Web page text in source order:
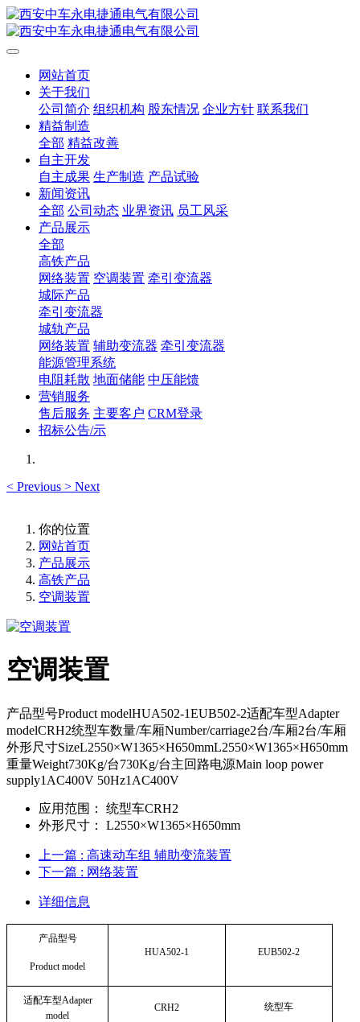
网站首页
关于我们
公司简介 组织机构 股东情况 企业方针 联系我们
精益制造
全部 精益改善
自主开发
自主成果 生产制造 产品试验
新闻资讯
全部 公司动态 业界资讯 员工风采
产品展示
全部
高铁产品
网络装置 空调装置 牵引变流器
城际产品
牵引变流器
城轨产品
网络装置 辅助变流器 牵引变流器
能源管理系统
电阻耗散 地面储能 中压能馈
营销服务
售后服务 主要客户 CRM登录
招标公告/示
< Previous > Next
你的位置
网站首页
产品展示
高铁产品
空调装置
空调装置
产品型号Product modelHUA502-1EUB502-2适配车型Adapter
modelCRH2统型车数量/车厢Number/carriage2台/车厢2台/车厢
外形尺寸SizeL2550×W1365×H650mmL2550×W1365×H650mm
重量Weight730Kg/台730Kg/台主回路电源Main loop power
supply1AC400V 50Hz1AC400V
应用范围：
统型车CRH2
外形尺寸：
L2550×W1365×H650mm
上一篇 : 高速动车组 辅助变流装置
下一篇 : 网络装置
详细信息
产品型号
Product model
HUA502-1 EUB502-2
适配车型Adapter
model
CRH2 统型车